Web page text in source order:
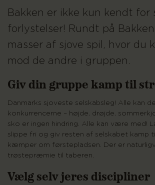
Bakken er ikke kun kendt for
forlystelser! Rundt på
masser af sjove spil, hvor du
mod de andre i gruppen.
Giv din gruppe kamp til
Danmarks sjoveste selskabsleg! Alle kan
konkurrencerne – højde, drøjde,
sko er ingen hindring. Alle kan være med!
slippe fri og giv resten af selskabet kamp til
kæmper om førstepladsen. Der er
trøstepræmie til taberen.
Vælg selv jeres discipliner